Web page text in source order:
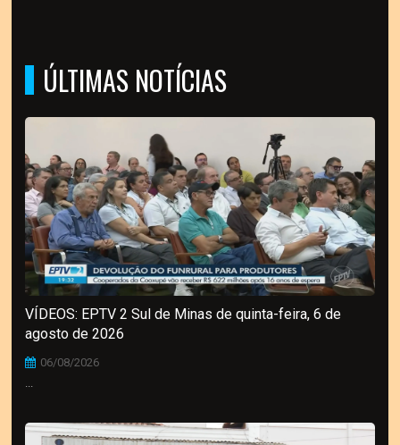
ÚLTIMAS NOTÍCIAS
VÍDEOS: EPTV 2 Sul de Minas de quinta-feira, 6 de
agosto de 2026
06/08/2026
...